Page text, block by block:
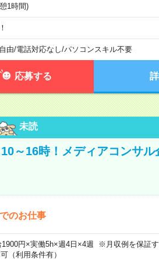
1時間)
由/電話対応なし/パソコンスキル不要
応募する
未読
～16時！メディアコンサル
のお仕事
円×実働5h×週4日×4週 ※月収例を保証す
（利用条件有）